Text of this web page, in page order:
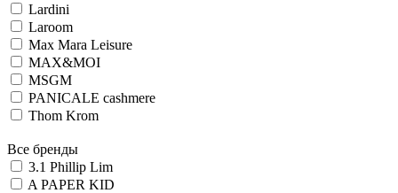
Lardini
Laroom
Max Mara Leisure
MAX&MOI
MSGM
PANICALE cashmere
Thom Krom
Все бренды
3.1 Phillip Lim
A PAPER KID